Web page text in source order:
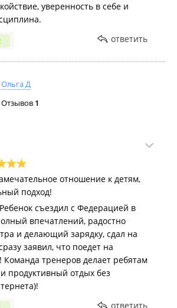
уверенность в себе и
ответить
Ольга Д
Отзывов 1
отношение к детям,
подход!
Ребенок съездил с Федерацией в
впечатлений, радостно
и делающий зарядку, сдал на
заявил, что поедет на
тренеров делает ребятам
продуктивный отдых без
ответить